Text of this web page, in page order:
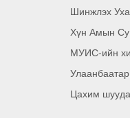
Шинжлэх
Хүн Амын
МУИС-ийн
Цахим